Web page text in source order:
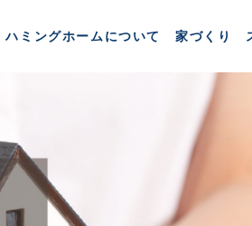
ハミングホームについて 家づくり